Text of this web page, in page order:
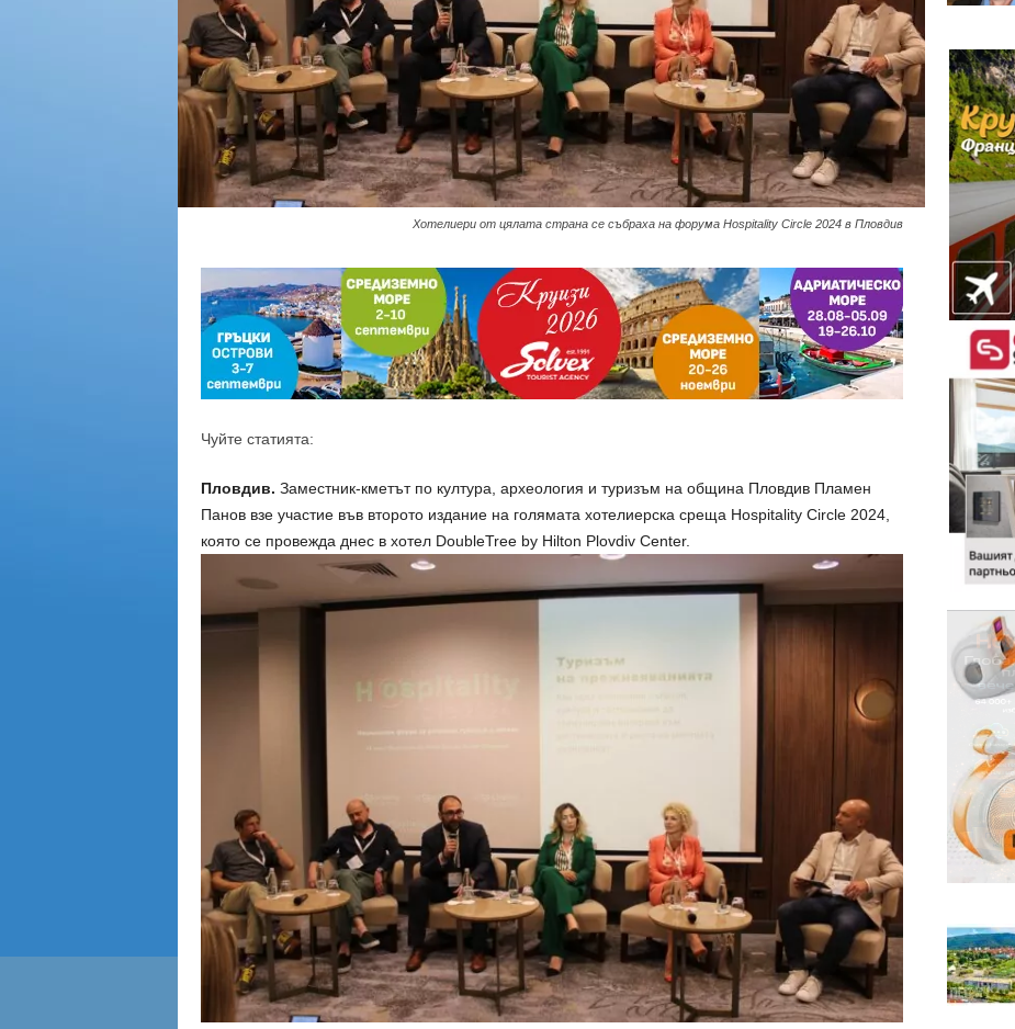
Хотелиери от цялата страна се събраха на форума Hospitality Circle 2024 в Пловдив
Чуйте статията:
Пловдив. Заместник-кметът по култура, археология и туризъм на община Пловдив Пламен
Панов взе участие във второто издание на голямата хотелиерска среща Hospitality Circle 2024,
която се провежда днес в хотел DoubleTree by Hilton Plovdiv Center.